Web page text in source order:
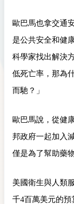
歐巴馬也拿交通
是公共安全和健
科學家找出解決
低死亡率，那為
而馳？」
歐巴馬說，從健
邦政府一起加入
僅是為了幫助藥
美國衛生與人類
千4百萬美元的預